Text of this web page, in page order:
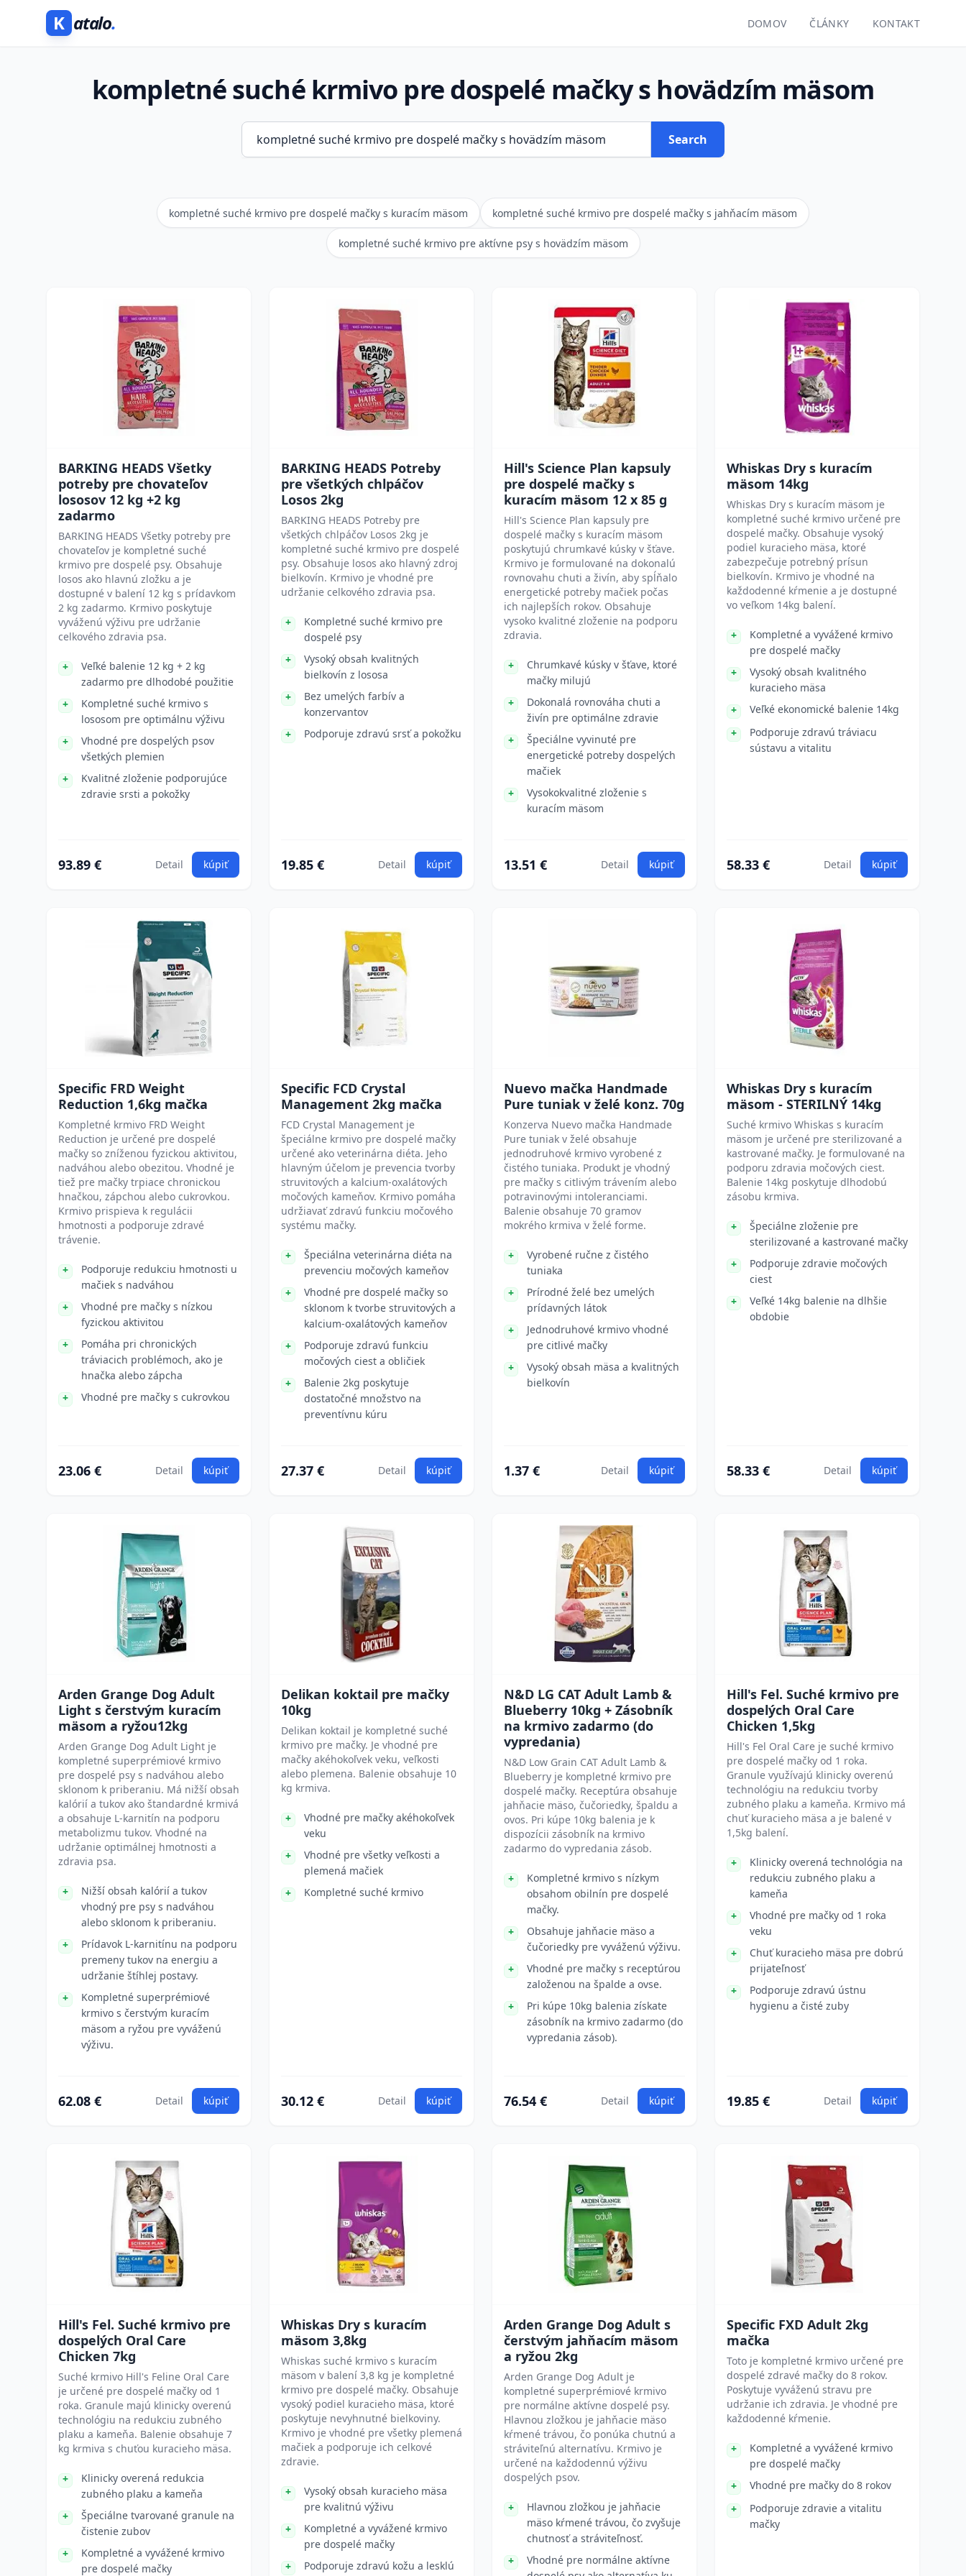
K atalo. DOMOV ČLÁNKY KONTAKT
kompletné suché krmivo pre dospelé mačky s hovädzím mäsom
Search
kompletné suché krmivo pre dospelé mačky s kuracím mäsom kompletné suché krmivo pre dospelé mačky s jahňacím mäsom
kompletné suché krmivo pre aktívne psy s hovädzím mäsom
BARKING HEADS Všetky
potreby pre chovateľov
lososov 12 kg +2 kg
zadarmo
BARKING HEADS Všetky potreby pre
chovateľov je kompletné suché
krmivo pre dospelé psy. Obsahuje
losos ako hlavnú zložku a je
dostupné v balení 12 kg s prídavkom
2 kg zadarmo. Krmivo poskytuje
vyváženú výživu pre udržanie
celkového zdravia psa.
Veľké balenie 12 kg + 2 kg
zadarmo pre dlhodobé použitie
Kompletné suché krmivo s
lososom pre optimálnu výživu
Vhodné pre dospelých psov
všetkých plemien
Kvalitné zloženie podporujúce
zdravie srsti a pokožky
93.89 € Detail kúpiť
BARKING HEADS Potreby
pre všetkých chlpáčov
Losos 2kg
BARKING HEADS Potreby pre
všetkých chlpáčov Losos 2kg je
kompletné suché krmivo pre dospelé
psy. Obsahuje losos ako hlavný zdroj
bielkovín. Krmivo je vhodné pre
udržanie celkového zdravia psa.
Kompletné suché krmivo pre
dospelé psy
Vysoký obsah kvalitných
bielkovín z lososa
Bez umelých farbív a
konzervantov
Podporuje zdravú srsť a pokožku
19.85 € Detail kúpiť
Hill's Science Plan kapsuly
pre dospelé mačky s
kuracím mäsom 12 x 85 g
Hill's Science Plan kapsuly pre
dospelé mačky s kuracím mäsom
poskytujú chrumkavé kúsky v šťave.
Krmivo je formulované na dokonalú
rovnovahu chuti a živín, aby spĺňalo
energetické potreby mačiek počas
ich najlepších rokov. Obsahuje
vysoko kvalitné zloženie na podporu
zdravia.
Chrumkavé kúsky v šťave, ktoré
mačky milujú
Dokonalá rovnováha chuti a
živín pre optimálne zdravie
Špeciálne vyvinuté pre
energetické potreby dospelých
mačiek
Vysokokvalitné zloženie s
kuracím mäsom
13.51 € Detail kúpiť
Whiskas Dry s kuracím
mäsom 14kg
Whiskas Dry s kuracím mäsom je
kompletné suché krmivo určené pre
dospelé mačky. Obsahuje vysoký
podiel kuracieho mäsa, ktoré
zabezpečuje potrebný prísun
bielkovín. Krmivo je vhodné na
každodenné kŕmenie a je dostupné
vo veľkom 14kg balení.
Kompletné a vyvážené krmivo
pre dospelé mačky
Vysoký obsah kvalitného
kuracieho mäsa
Veľké ekonomické balenie 14kg
Podporuje zdravú tráviacu
sústavu a vitalitu
58.33 € Detail kúpiť
Specific FRD Weight
Reduction 1,6kg mačka
Kompletné krmivo FRD Weight
Reduction je určené pre dospelé
mačky so zníženou fyzickou aktivitou,
nadváhou alebo obezitou. Vhodné je
tiež pre mačky trpiace chronickou
hnačkou, zápchou alebo cukrovkou.
Krmivo prispieva k regulácii
hmotnosti a podporuje zdravé
trávenie.
Podporuje redukciu hmotnosti u
mačiek s nadváhou
Vhodné pre mačky s nízkou
fyzickou aktivitou
Pomáha pri chronických
tráviacich problémoch, ako je
hnačka alebo zápcha
Vhodné pre mačky s cukrovkou
23.06 € Detail kúpiť
Specific FCD Crystal
Management 2kg mačka
FCD Crystal Management je
špeciálne krmivo pre dospelé mačky
určené ako veterinárna diéta. Jeho
hlavným účelom je prevencia tvorby
struvitových a kalcium-oxalátových
močových kameňov. Krmivo pomáha
udržiavať zdravú funkciu močového
systému mačky.
Špeciálna veterinárna diéta na
prevenciu močových kameňov
Vhodné pre dospelé mačky so
sklonom k tvorbe struvitových a
kalcium-oxalátových kameňov
Podporuje zdravú funkciu
močových ciest a obličiek
Balenie 2kg poskytuje
dostatočné množstvo na
preventívnu kúru
27.37 € Detail kúpiť
Nuevo mačka Handmade
Pure tuniak v želé konz. 70g
Konzerva Nuevo mačka Handmade
Pure tuniak v želé obsahuje
jednodruhové krmivo vyrobené z
čistého tuniaka. Produkt je vhodný
pre mačky s citlivým trávením alebo
potravinovými intoleranciami.
Balenie obsahuje 70 gramov
mokrého krmiva v želé forme.
Vyrobené ručne z čistého
tuniaka
Prírodné želé bez umelých
prídavných látok
Jednodruhové krmivo vhodné
pre citlivé mačky
Vysoký obsah mäsa a kvalitných
bielkovín
1.37 € Detail kúpiť
Whiskas Dry s kuracím
mäsom - STERILNÝ 14kg
Suché krmivo Whiskas s kuracím
mäsom je určené pre sterilizované a
kastrované mačky. Je formulované na
podporu zdravia močových ciest.
Balenie 14kg poskytuje dlhodobú
zásobu krmiva.
Špeciálne zloženie pre
sterilizované a kastrované mačky
Podporuje zdravie močových
ciest
Veľké 14kg balenie na dlhšie
obdobie
58.33 € Detail kúpiť
Arden Grange Dog Adult
Light s čerstvým kuracím
mäsom a ryžou12kg
Arden Grange Dog Adult Light je
kompletné superprémiové krmivo
pre dospelé psy s nadváhou alebo
sklonom k priberaniu. Má nižší obsah
kalórií a tukov ako štandardné krmivá
a obsahuje L-karnitín na podporu
metabolizmu tukov. Vhodné na
udržanie optimálnej hmotnosti a
zdravia psa.
Nižší obsah kalórií a tukov
vhodný pre psy s nadváhou
alebo sklonom k priberaniu.
Prídavok L-karnitínu na podporu
premeny tukov na energiu a
udržanie štíhlej postavy.
Kompletné superprémiové
krmivo s čerstvým kuracím
mäsom a ryžou pre vyváženú
výživu.
62.08 € Detail kúpiť
Delikan koktail pre mačky
10kg
Delikan koktail je kompletné suché
krmivo pre mačky. Je vhodné pre
mačky akéhokoľvek veku, veľkosti
alebo plemena. Balenie obsahuje 10
kg krmiva.
Vhodné pre mačky akéhokoľvek
veku
Vhodné pre všetky veľkosti a
plemená mačiek
Kompletné suché krmivo
30.12 € Detail kúpiť
N&D LG CAT Adult Lamb &
Blueberry 10kg + Zásobník
na krmivo zadarmo (do
vypredania)
N&D Low Grain CAT Adult Lamb &
Blueberry je kompletné krmivo pre
dospelé mačky. Receptúra obsahuje
jahňacie mäso, čučoriedky, špaldu a
ovos. Pri kúpe 10kg balenia je k
dispozícii zásobník na krmivo
zadarmo do vypredania zásob.
Kompletné krmivo s nízkym
obsahom obilnín pre dospelé
mačky.
Obsahuje jahňacie mäso a
čučoriedky pre vyváženú výživu.
Vhodné pre mačky s receptúrou
založenou na špalde a ovse.
Pri kúpe 10kg balenia získate
zásobník na krmivo zadarmo (do
vypredania zásob).
76.54 € Detail kúpiť
Hill's Fel. Suché krmivo pre
dospelých Oral Care
Chicken 1,5kg
Hill's Fel Oral Care je suché krmivo
pre dospelé mačky od 1 roka.
Granule využívajú klinicky overenú
technológiu na redukciu tvorby
zubného plaku a kameňa. Krmivo má
chuť kuracieho mäsa a je balené v
1,5kg balení.
Klinicky overená technológia na
redukciu zubného plaku a
kameňa
Vhodné pre mačky od 1 roka
veku
Chuť kuracieho mäsa pre dobrú
prijateľnosť
Podporuje zdravú ústnu
hygienu a čisté zuby
19.85 € Detail kúpiť
Hill's Fel. Suché krmivo pre
dospelých Oral Care
Chicken 7kg
Suché krmivo Hill's Feline Oral Care
je určené pre dospelé mačky od 1
roka. Granule majú klinicky overenú
technológiu na redukciu zubného
plaku a kameňa. Balenie obsahuje 7
kg krmiva s chuťou kuracieho mäsa.
Klinicky overená redukcia
zubného plaku a kameňa
Špeciálne tvarované granule na
čistenie zubov
Kompletné a vyvážené krmivo
pre dospelé mačky
Whiskas Dry s kuracím
mäsom 3,8kg
Whiskas suché krmivo s kuracím
mäsom v balení 3,8 kg je kompletné
krmivo pre dospelé mačky. Obsahuje
vysoký podiel kuracieho mäsa, ktoré
poskytuje nevyhnutné bielkoviny.
Krmivo je vhodné pre všetky plemená
mačiek a podporuje ich celkové
zdravie.
Vysoký obsah kuracieho mäsa
pre kvalitnú výživu
Kompletné a vyvážené krmivo
pre dospelé mačky
Podporuje zdravú kožu a lesklú
Arden Grange Dog Adult s
čerstvým jahňacím mäsom
a ryžou 2kg
Arden Grange Dog Adult je
kompletné superprémiové krmivo
pre normálne aktívne dospelé psy.
Hlavnou zložkou je jahňacie mäso
kŕmené trávou, čo ponúka chutnú a
stráviteľnú alternatívu. Krmivo je
určené na každodennú výživu
dospelých psov.
Hlavnou zložkou je jahňacie
mäso kŕmené trávou, čo zvyšuje
chutnosť a stráviteľnosť.
Vhodné pre normálne aktívne
Specific FXD Adult 2kg
mačka
Toto je kompletné krmivo určené pre
dospelé zdravé mačky do 8 rokov.
Poskytuje vyváženú stravu pre
udržanie ich zdravia. Je vhodné pre
každodenné kŕmenie.
Kompletné a vyvážené krmivo
pre dospelé mačky
Vhodné pre mačky do 8 rokov
Podporuje zdravie a vitalitu
mačky